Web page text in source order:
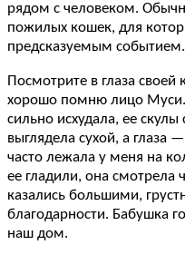
рядом с человеком.
пожилых кошек, для
предсказуемым событием.
Посмотрите в глаза
хорошо помню лицо
сильно исхудала, ее
выглядела сухой, а
часто лежала у меня на
ее гладили, она смотрела
казались большими,
благодарности. Бабушка
наш дом.